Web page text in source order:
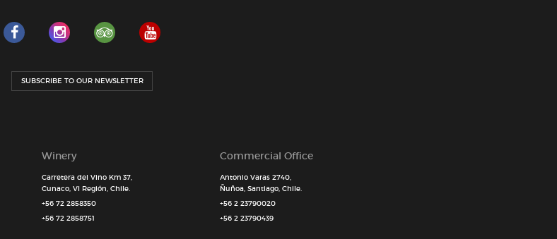
SUBSCRIBE TO OUR NEWSLETTER
Winery
Carretera del Vino Km 37,
Cunaco, VI Región, Chile.
+56 72 2858350
+56 72 2858751
Commercial Office
Antonio Varas 2740,
Ñuñoa, Santiago, Chile.
+56 2 23790020
+56 2 23790439